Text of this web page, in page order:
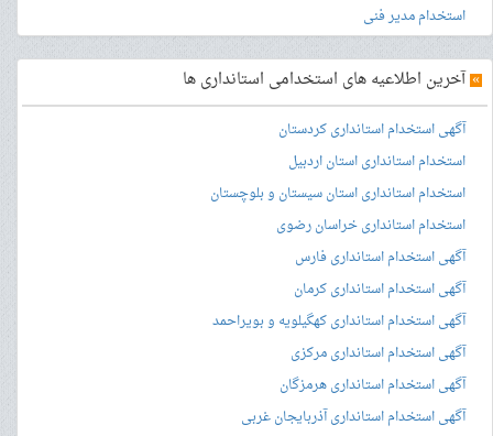
استخدام مدیر فنی
»آخرین اطلاعیه های استخدامی استانداری ها
آگهی استخدام استانداری کردستان
استخدام استانداری استان اردبیل
استخدام استانداری استان سیستان و بلوچستان
استخدام استانداری خراسان رضوی
آگهی استخدام استانداری فارس
آگهی استخدام استانداری کرمان
آگهی استخدام استانداری کهگیلویه و بویراحمد
آگهی استخدام استانداری مرکزی
آگهی استخدام استانداری هرمزگان
آگهی استخدام استانداری آذربایجان غربی